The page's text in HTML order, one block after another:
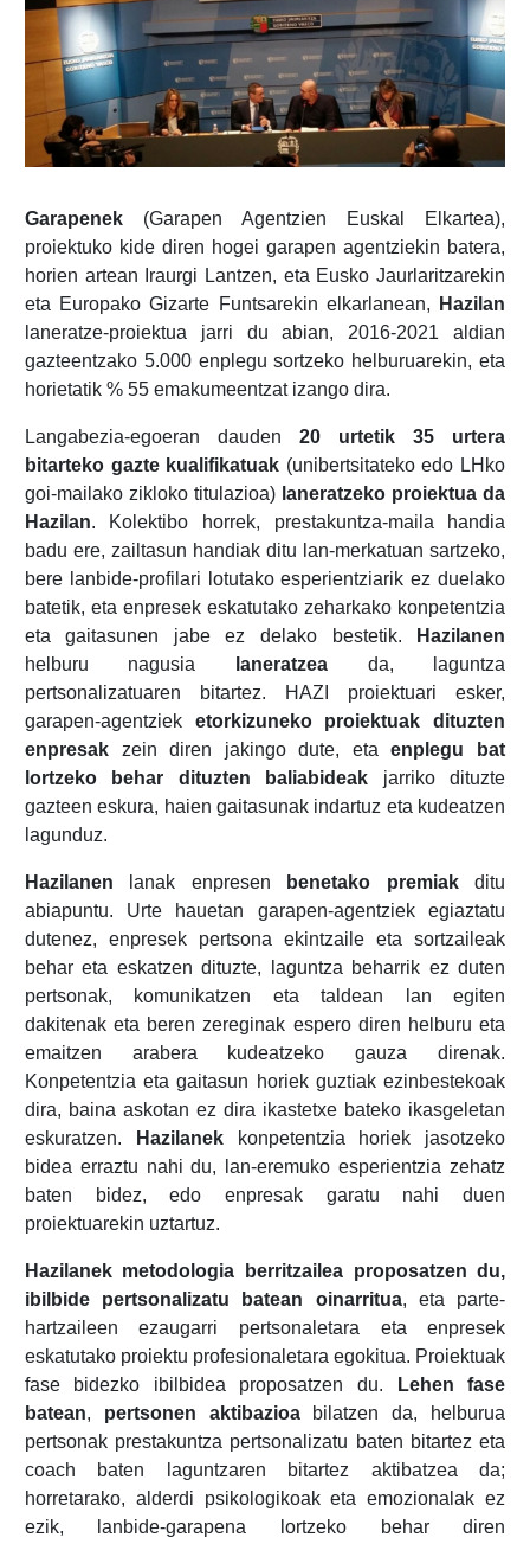
Garapenek(Garapen Agentzien Euskal Elkartea),
proiektuko kide diren hogei garapen agentziekin batera,
horien artean Iraurgi Lantzen, eta Eusko Jaurlaritzarekin
eta Europako Gizarte Funtsarekin elkarlanean,
Hazilan
laneratze-proiektua jarri du abian, 2016-2021 aldian
gazteentzako 5.000 enplegu sortzeko helburuarekin, eta
horietatik % 55 emakumeentzat izango dira.
Langabezia-egoeran dauden 20 urtetik 35 urtera
bitarteko gazte kualifikatuak (unibertsitateko edo LHko
goi-mailako zikloko titulazioa) laneratzeko proiektua da
Hazilan. Kolektibo horrek, prestakuntza-maila handia
badu ere, zailtasun handiak ditu lan-merkatuan sartzeko,
bere lanbide-profilari lotutako esperientziarik ez duelako
batetik, eta enpresek eskatutako zeharkako konpetentzia
eta gaitasunen jabe ez delako bestetik. Hazilanen
helburu nagusia
laneratzea da, laguntza
pertsonalizatuaren bitartez. HAZI proiektuari esker,
garapen-agentziek etorkizuneko proiektuak dituzten
enpresakzein diren jakingo dute, etaenplegu bat
lortzeko behar dituzten baliabideak jarriko dituzte
gazteen eskura, haien gaitasunak indartuz eta kudeatzen
lagunduz.
Hazilanen lanak enpresen benetako premiakditu
abiapuntu. Urte hauetan garapen-agentziek egiaztatu
dutenez, enpresek pertsona ekintzaile eta sortzaileak
behar eta eskatzen dituzte, laguntza beharrik ez duten
pertsonak, komunikatzen eta taldean lan egiten
dakitenak eta beren zereginak espero diren helburu eta
emaitzen arabera kudeatzeko gauza direnak.
Konpetentzia eta gaitasun horiek guztiak ezinbestekoak
dira, baina askotan ez dira ikastetxe bateko ikasgeletan
eskuratzen.
Hazilanekkonpetentzia horiek jasotzeko
bidea erraztu nahi du, lan-eremuko esperientzia zehatz
baten bidez, edo enpresak garatu nahi duen
proiektuarekin uztartuz.
Hazilanek metodologia berritzailea proposatzen du,
ibilbide pertsonalizatu batean oinarritua, eta parte-
hartzaileen ezaugarri pertsonaletara eta enpresek
eskatutako proiektu profesionaletara egokitua. Proiektuak
fase bidezko ibilbidea proposatzen du.
Lehen fase
batean, pertsonen aktibazioabilatzen da, helburua
pertsonak prestakuntza pertsonalizatu baten bitartez eta
coach baten laguntzaren bitartez aktibatzea da;
horretarako, alderdi psikologikoak eta emozionalak ez
ezik, lanbide-garapena lortzeko behar diren